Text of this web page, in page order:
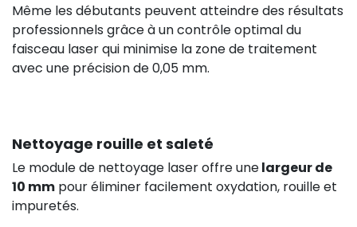
Même les débutants peuvent atteindre des résultats
professionnels grâce à un contrôle optimal du
faisceau laser qui minimise la zone de traitement
avec une précision de 0,05 mm.
Nettoyage rouille et saleté
Le module de nettoyage laser offre unelargeur de
10 mm pour éliminer facilement oxydation, rouille et
impuretés.